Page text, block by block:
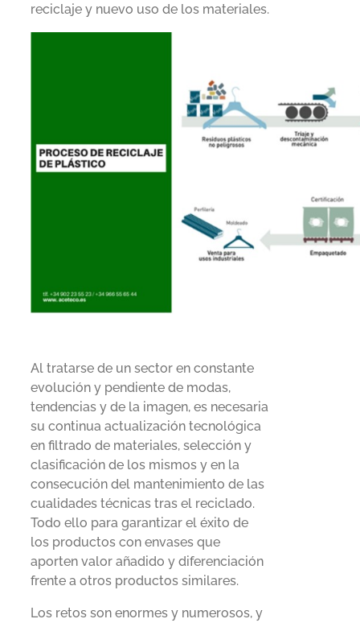
reciclaje y nuevo uso de los materiales.
Al tratarse de un sector en constante
evolución y pendiente de modas,
tendencias y de la imagen, es necesaria
su continua actualización tecnológica
en filtrado de materiales, selección y
clasificación de los mismos y en la
consecución del mantenimiento de las
cualidades técnicas tras el reciclado.
Todo ello para garantizar el éxito de
los productos con envases que
aporten valor añadido y diferenciación
frente a otros productos similares.
Los retos son enormes y numerosos, y